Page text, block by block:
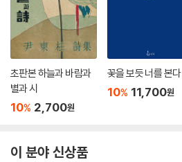
초판본 하늘과 바람과
별과 시
10% 2,700원
꽃을 보듯 너를 본다
10% 11,700원
이 분야 신상품